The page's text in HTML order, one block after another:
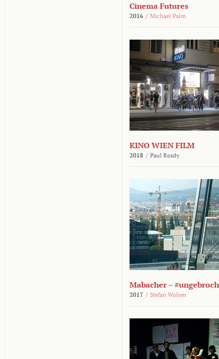
Cinema Futures
2016 / Michael Palm
KINO WIEN FILM
2018 / Paul Rosdy
Mabacher –
2017 / Stefan Wolner